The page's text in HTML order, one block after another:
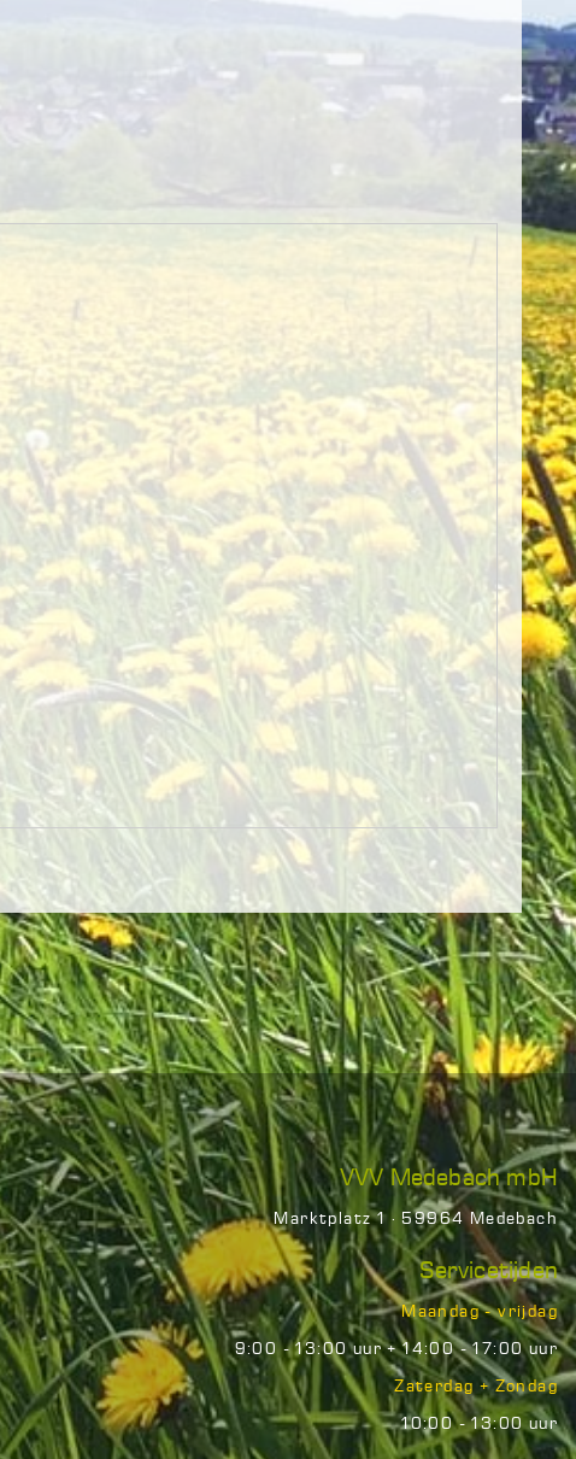
VVV Medebach mbH
Marktplatz 1 · 59964 Medebach
Servicetijden
Maandag - vrijdag
9:00 - 13:00 uur + 14:00 - 17:00 uur
Zaterdag + Zondag
10:00 - 13:00 uur